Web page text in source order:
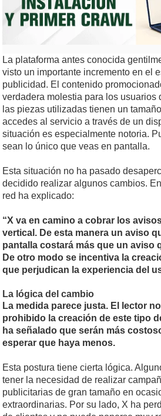
La plataforma antes conocida
visto un importante incremento en el
publicidad. El contenido
verdadera molestia para los usuarios
las piezas utilizadas tienen un
accedes al servicio a través de un
situación es especialmente notoria.
sean lo único que veas en pantalla.
Esta situación no ha pasado
decidido realizar algunos cambios.
red ha explicado:
“X va en camino a cobrar los
vertical. De esta manera un aviso
pantalla costará más que un aviso
De otro modo se incentiva la
que perjudican la experiencia del
La lógica del cambio
La medida parece justa. El lector
prohibido la creación de este tipo
ha señalado que serán más
esperar que haya menos.
Esta postura tiene cierta lógica.
tener la necesidad de realizar
publicitarias de gran tamaño en
extraordinarias. Por su lado, X ha